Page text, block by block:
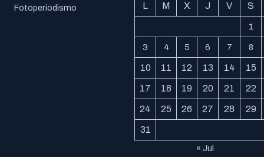
Fotoperiodismo
L
M X J V S
1
3 4 5 6 7 8
10 11 12 13 14 15
17 18 19 20 21 22
24 25 26 27 28 29
31
« Jul